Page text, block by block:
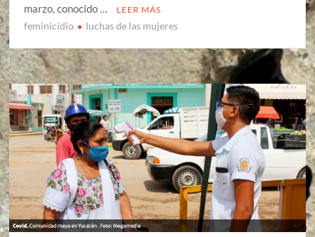
marzo, conocido …
LEER MÁS
feminicidio luchas de las mujeres